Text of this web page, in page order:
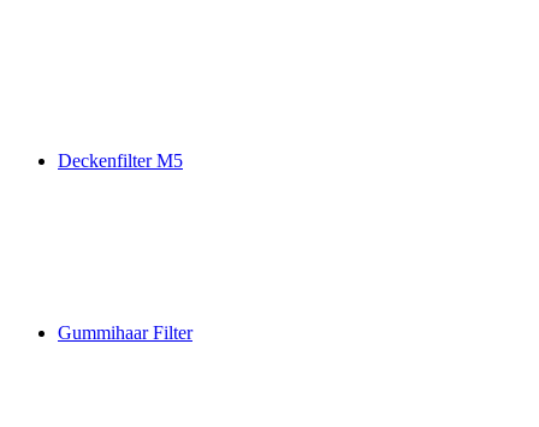
Deckenfilter M5
Gummihaar Filter